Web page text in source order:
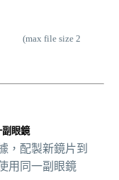
(max file size 2
副眼鏡
，配製新鏡片到
用同一副眼鏡